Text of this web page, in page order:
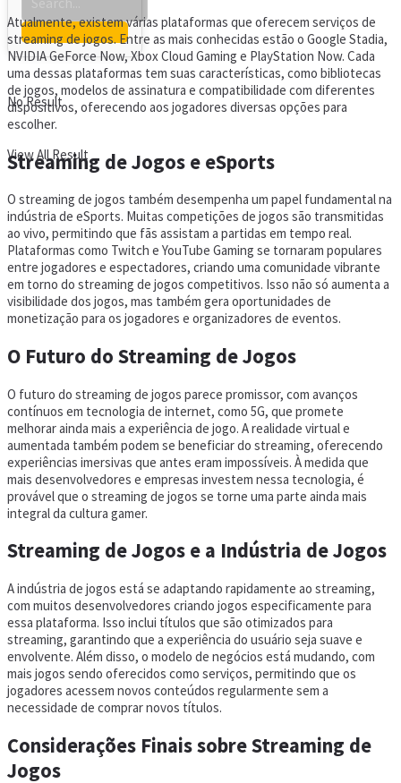
No Result
View All Result
Atualmente, existem várias plataformas que oferecem serviços de
streaming de jogos. Entre as mais conhecidas estão o Google Stadia,
NVIDIA GeForce Now, Xbox Cloud Gaming e PlayStation Now. Cada
uma dessas plataformas tem suas características, como bibliotecas
de jogos, modelos de assinatura e compatibilidade com diferentes
dispositivos, oferecendo aos jogadores diversas opções para
escolher.
Streaming de Jogos e eSports
O streaming de jogos também desempenha um papel fundamental na
indústria de eSports. Muitas competições de jogos são transmitidas
ao vivo, permitindo que fãs assistam a partidas em tempo real.
Plataformas como Twitch e YouTube Gaming se tornaram populares
entre jogadores e espectadores, criando uma comunidade vibrante
em torno do streaming de jogos competitivos. Isso não só aumenta a
visibilidade dos jogos, mas também gera oportunidades de
monetização para os jogadores e organizadores de eventos.
O Futuro do Streaming de Jogos
O futuro do streaming de jogos parece promissor, com avanços
contínuos em tecnologia de internet, como 5G, que promete
melhorar ainda mais a experiência de jogo. A realidade virtual e
aumentada também podem se beneficiar do streaming, oferecendo
experiências imersivas que antes eram impossíveis. À medida que
mais desenvolvedores e empresas investem nessa tecnologia, é
provável que o streaming de jogos se torne uma parte ainda mais
integral da cultura gamer.
Streaming de Jogos e a Indústria de Jogos
A indústria de jogos está se adaptando rapidamente ao streaming,
com muitos desenvolvedores criando jogos especificamente para
essa plataforma. Isso inclui títulos que são otimizados para
streaming, garantindo que a experiência do usuário seja suave e
envolvente. Além disso, o modelo de negócios está mudando, com
mais jogos sendo oferecidos como serviços, permitindo que os
jogadores acessem novos conteúdos regularmente sem a
necessidade de comprar novos títulos.
Considerações Finais sobre Streaming de
Jogos